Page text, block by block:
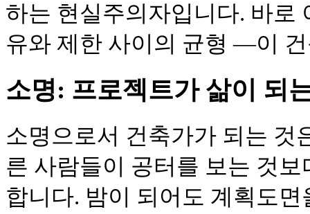
하는 현실주의자입니다. 바
유와 제한 사이의 균형 —이
소명: 프로젝트가 삶이 되
소명으로서 건축가가 되는 것
른 사람들이 공터를 보는 것
합니다. 밤이 되어도 계획도